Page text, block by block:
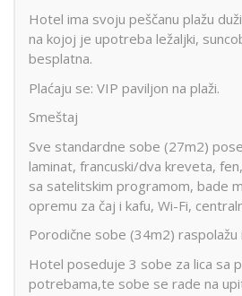
Hotel ima svoju peščanu plažu
na kojoj je upotreba ležaljki,
besplatna.
Plaćaju se: VIP paviljon na plaži.
Smeštaj
Sve standardne sobe (27m2)
laminat, francuski/dva kreveta,
sa satelitskim programom, bade
opremu za čaj i kafu, Wi-Fi,
Porodične sobe (34m2)
Hotel poseduje 3 sobe za lica sa
potrebama,te sobe se rade na